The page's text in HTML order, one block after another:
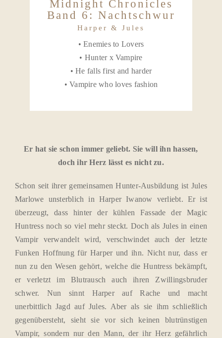
Midnight Chronicles
Band 6: Nachtschwur
Harper & Jules
• Enemies to Lovers
• Hunter x Vampire
• He falls first and harder
• Vampire who loves fashion
Er hat sie schon immer geliebt. Sie will ihn hassen,
doch ihr Herz lässt es nicht zu.
Schon seit ihrer gemeinsamen Hunter-Ausbildung ist Jules
Marlowe unsterblich in Harper Iwanow verliebt. Er ist
überzeugt, dass hinter der kühlen Fassade der Magic
Huntress noch so viel mehr steckt. Doch als Jules in einen
Vampir verwandelt wird, verschwindet auch der letzte
Funken Hoffnung für Harper und ihn. Nicht nur, dass er
nun zu den Wesen gehört, welche die Huntress bekämpft,
er verletzt im Blutrausch auch ihren Zwillingsbruder
schwer. Nun sinnt Harper auf Rache und macht
unerbittlich Jagd auf Jules. Aber als sie ihm schließlich
gegenübersteht, sieht sie vor sich keinen blutrünstigen
Vampir, sondern nur den Mann, der ihr Herz gefährlich